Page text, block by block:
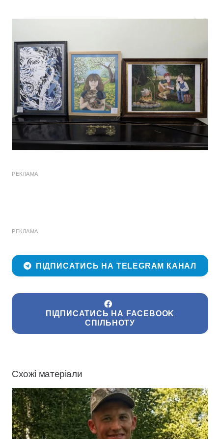
РЕКЛАМА
РЕКЛАМА
ПІДПИСАТИСЬ НА TELEGRAM КАНАЛ
ПІДПИСАТИСЬ НА FACEBOOK
СПІЛЬНОТУ
Схожі матеріали